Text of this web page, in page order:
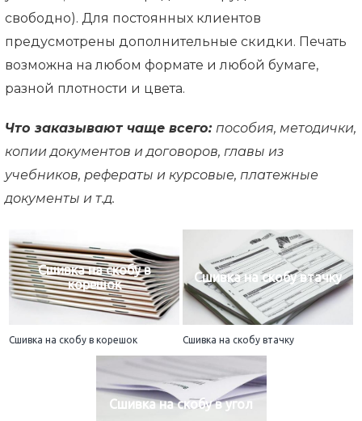
свободно). Для постоянных клиентов
предусмотрены дополнительные скидки. Печать
возможна на любом формате и любой бумаге,
разной плотности и цвета.
Что заказывают чаще всего: пособия, методички,
копии документов и договоров, главы из
учебников, рефераты и курсовые, платежные
документы и т.д.
Сшивка на скобу в
корешок
Сшивка на скобу в корешок
Сшивка на скобу втачку
Сшивка на скобу втачку
Сшивка на скобу в угол